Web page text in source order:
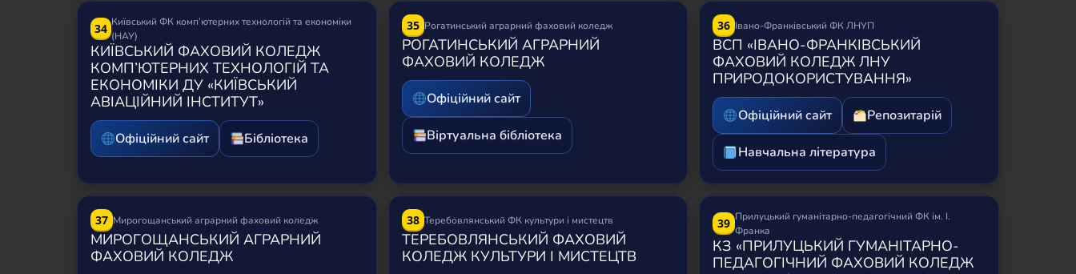
34 Київський ФК комп’ютерних технологій та економіки
(НАУ)
КИЇВСЬКИЙ ФАХОВИЙ КОЛЕДЖ
КОМП’ЮТЕРНИХ ТЕХНОЛОГІЙ ТА
ЕКОНОМІКИ ДУ «КИЇВСЬКИЙ
АВІАЦІЙНИЙ ІНСТИТУТ»
Офіційний сайт Бібліотека
35 Рогатинський аграрний фаховий коледж
РОГАТИНСЬКИЙ АГРАРНИЙ
ФАХОВИЙ КОЛЕДЖ
Офіційний сайт
Віртуальна бібліотека
36 Івано-Франківський ФК ЛНУП
ВСП «ІВАНО-ФРАНКІВСЬКИЙ
ФАХОВИЙ КОЛЕДЖ ЛНУ
ПРИРОДОКОРИСТУВАННЯ»
Офіційний сайт Репозитарій
Навчальна література
37 Мирогощанський аграрний фаховий коледж
МИРОГОЩАНСЬКИЙ АГРАРНИЙ
ФАХОВИЙ КОЛЕДЖ
38 Теребовлянський ФК культури і мистецтв
ТЕРЕБОВЛЯНСЬКИЙ ФАХОВИЙ
КОЛЕДЖ КУЛЬТУРИ І МИСТЕЦТВ
39 Прилуцький гуманітарно-педагогічний ФК ім. І.
Франка
КЗ «ПРИЛУЦЬКИЙ ГУМАНІТАРНО-
ПЕДАГОГІЧНИЙ ФАХОВИЙ КОЛЕДЖ